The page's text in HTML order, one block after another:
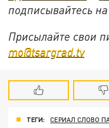
подписывайтесь
Присылайте свои
mo@tsargrad.tv
ТЕГИ: СЕРИАЛ СЛОВО